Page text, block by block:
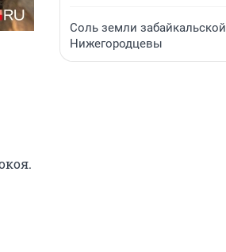
Соль земли
Нижегородцевы